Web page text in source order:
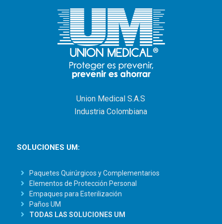
Union Medical S.A.S
Industria Colombiana
SOLUCIONES UM:
Paquetes Quirúrgicos y Complementarios
Elementos de Protección Personal
Empaques para Esterilización
Paños UM
TODAS LAS SOLUCIONES UM